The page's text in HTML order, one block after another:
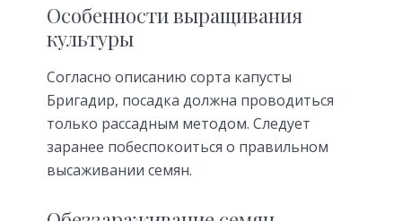
Особенности выращивания
культуры
Согласно описанию сорта капусты
Бригадир, посадка должна проводиться
только рассадным методом. Следует
заранее побеспокоиться о правильном
высаживании семян.